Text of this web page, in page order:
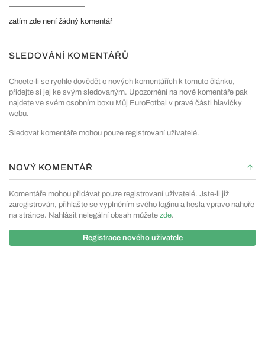
zatím zde není žádný komentář
SLEDOVÁNÍ KOMENTÁŘŮ
Chcete-li se rychle dovědět o nových komentářích k tomuto článku,
přidejte si jej ke svým sledovaným. Upozornění na nové komentáře pak
najdete ve svém osobním boxu Můj EuroFotbal v pravé části hlavičky
webu.
Sledovat komentáře mohou pouze registrovaní uživatelé.
NOVÝ KOMENTÁŘ
Komentáře mohou přidávat pouze registrovaní uživatelé. Jste-li již
zaregistrován, přihlašte se vyplněním svého loginu a hesla vpravo nahoře
na stránce. Nahlásit nelegální obsah můžete zde.
Registrace nového uživatele